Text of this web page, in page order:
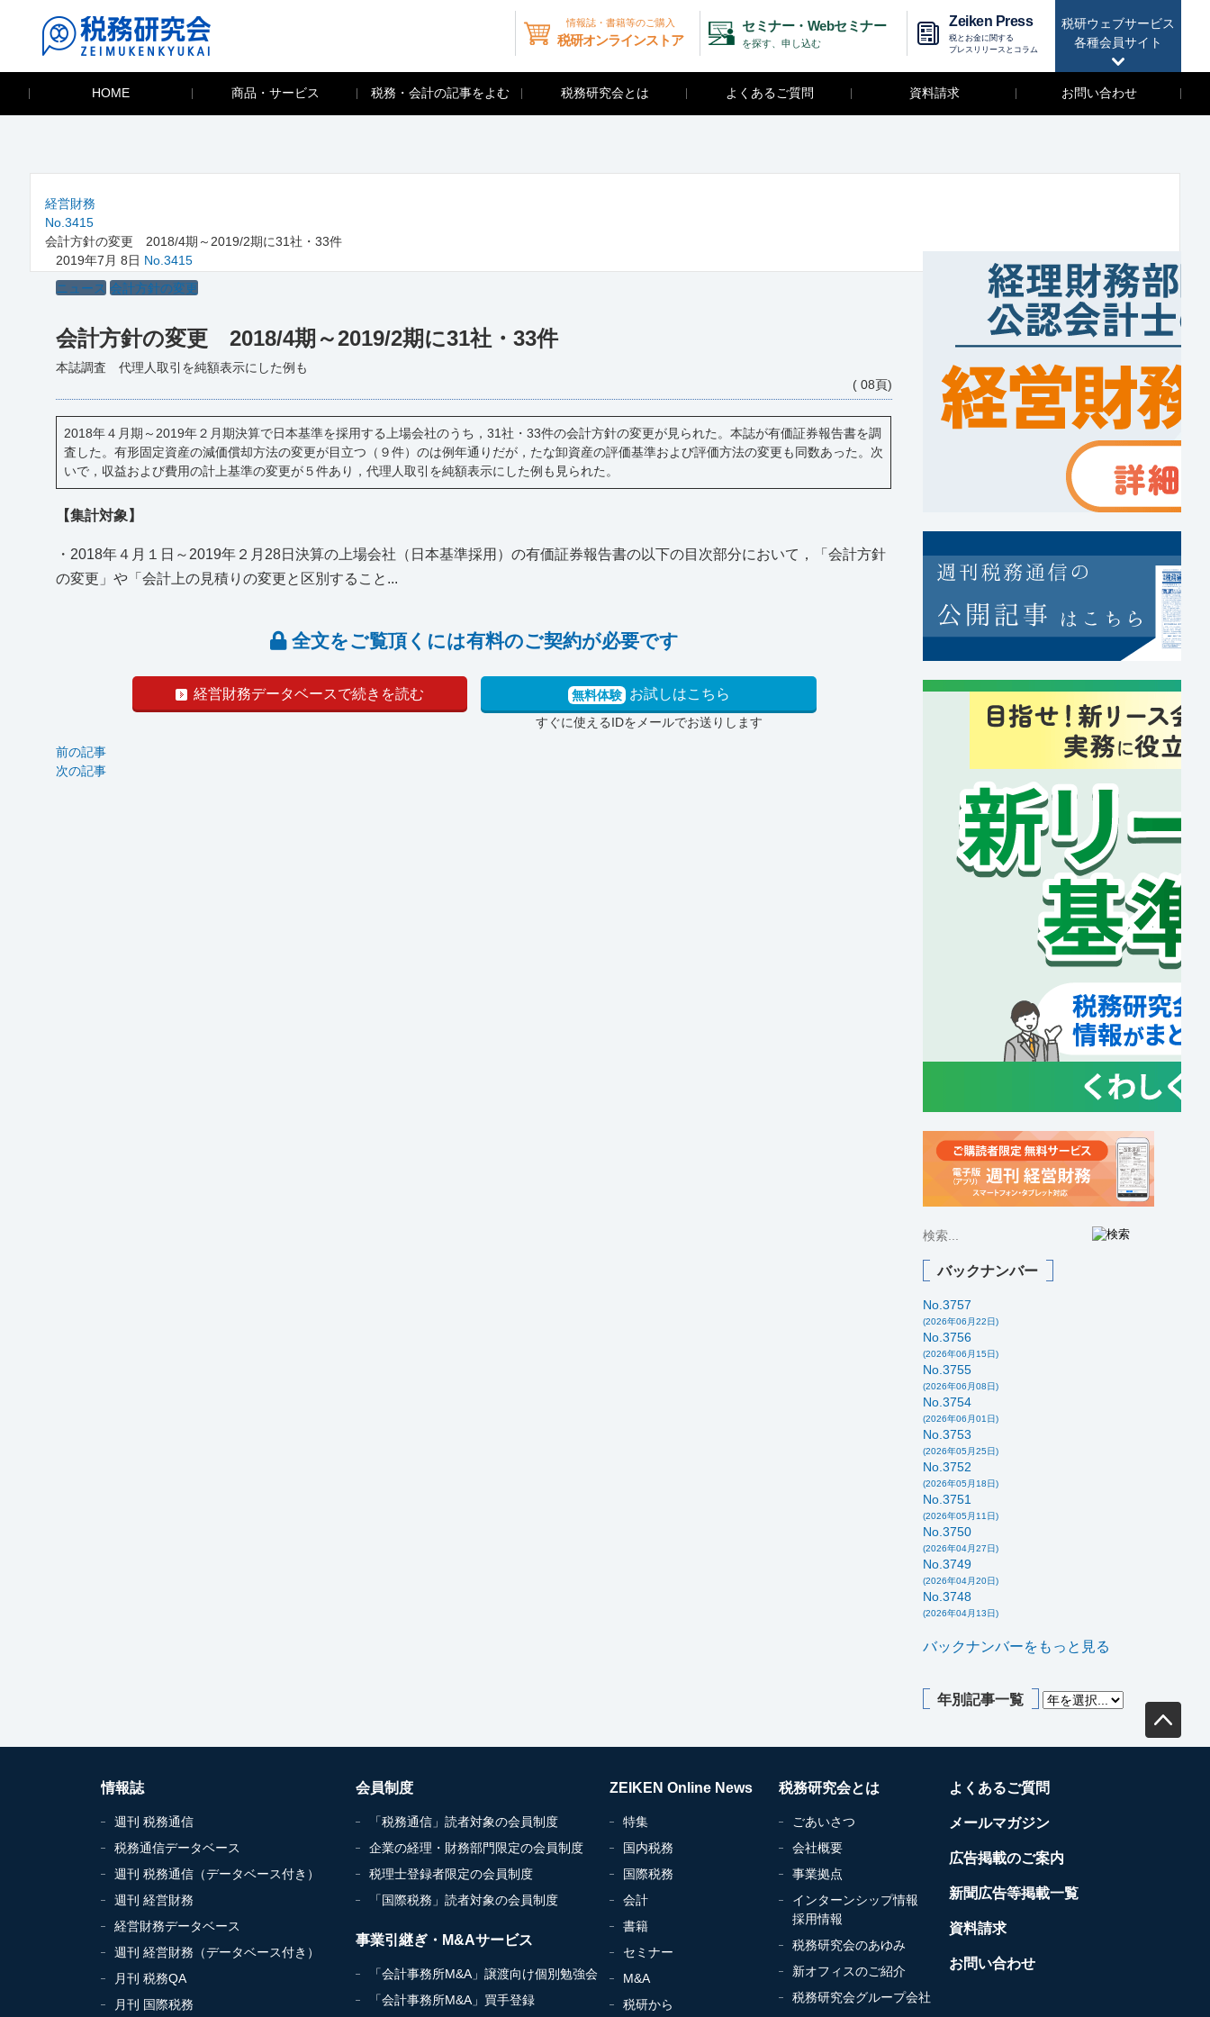
税研ウェブサービス
各種会員サイト
情報誌・書籍等のご購入
税研オンラインストア
セミナー・Webセミナー
を探す、申し込む
Zeiken Press
税とお金に関する
プレスリリースとコラム
HOME 商品・サービス 税務・会計の記事をよむ 税務研究会とは よくあるご質問 資料請求 お問い合わせ
経営財務
No.3415
会計方針の変更 2018/4期～2019/2期に31社・33件
2019年7月 8日 No.3415
ニュース 会計方針の変更
会計方針の変更 2018/4期～2019/2期に31社・33件
本誌調査 代理人取引を純額表示にした例も
( 08頁)
2018年４月期～2019年２月期決算で日本基準を採用する上場会社のうち，31社・33件の会計方針の変更が見られた。本誌が有価証券報告書を調
査した。有形固定資産の減価償却方法の変更が目立つ（９件）のは例年通りだが，たな卸資産の評価基準および評価方法の変更も同数あった。次
いで，収益および費用の計上基準の変更が５件あり，代理人取引を純額表示にした例も見られた。
【集計対象】
・2018年４月１日～2019年２月28日決算の上場会社（日本基準採用）の有価証券報告書の以下の目次部分において，「会計方針
の変更」や「会計上の見積りの変更と区別すること...
全文をご覧頂くには有料のご契約が必要です
経営財務データベースで続きを読む 無料体験 お試しはこちら
すぐに使えるIDをメールでお送りします
前の記事
次の記事
バックナンバー
No.3757
(2026年06月22日)
No.3756
(2026年06月15日)
No.3755
(2026年06月08日)
No.3754
(2026年06月01日)
No.3753
(2026年05月25日)
No.3752
(2026年05月18日)
No.3751
(2026年05月11日)
No.3750
(2026年04月27日)
No.3749
(2026年04月20日)
No.3748
(2026年04月13日)
バックナンバーをもっと見る
年別記事一覧
情報誌
週刊 税務通信
税務通信データベース
週刊 税務通信（データベース付き）
週刊 経営財務
経営財務データベース
週刊 経営財務（データベース付き）
月刊 税務QA
月刊 国際税務
会員制度
「税務通信」読者対象の会員制度
企業の経理・財務部門限定の会員制度
税理士登録者限定の会員制度
「国際税務」読者対象の会員制度
事業引継ぎ・M&Aサービス
「会計事務所M&A」譲渡向け個別勉強会
「会計事務所M&A」買手登録
ZEIKEN Online News
特集
国内税務
国際税務
会計
書籍
セミナー
M&A
税研から
税務研究会とは
ごあいさつ
会社概要
事業拠点
インターンシップ情報
採用情報
税務研究会のあゆみ
新オフィスのご紹介
税務研究会グループ会社
よくあるご質問
メールマガジン
広告掲載のご案内
新聞広告等掲載一覧
資料請求
お問い合わせ